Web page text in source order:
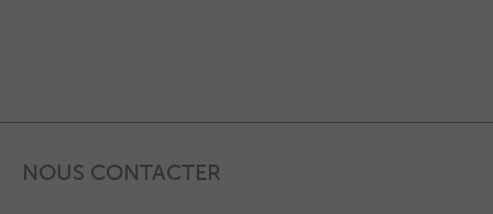
NOUS CONTACTER